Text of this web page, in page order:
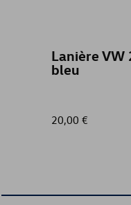
Lanière
bleu
20,00 €